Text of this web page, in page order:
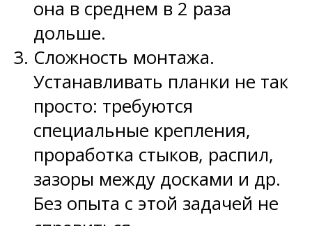
она в среднем в 2 раза
дольше.
Сложность монтажа.
Устанавливать планки не так
просто: требуются
специальные крепления,
проработка стыков, распил,
зазоры между досками и др.
Без опыта с этой задачей не